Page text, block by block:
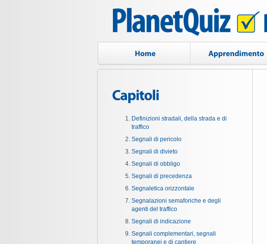
Definizioni stradali, della strada e di
traffico
Segnali di pericolo
Segnali di divieto
Segnali di obbligo
Segnali di precedenza
Segnaletica orizzontale
Segnalazioni semaforiche e degli
agenti del traffico
Segnali di indicazione
Segnali complementari, segnali
temporanei e di cantiere